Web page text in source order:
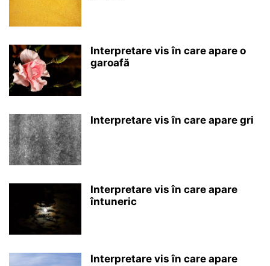
Interpretare vis în care apare o
garoafă
Interpretare vis în care apare gri
Interpretare vis în care apare
întuneric
Interpretare vis în care apare